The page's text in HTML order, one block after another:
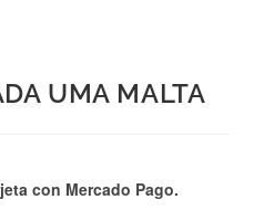
UMA MALTA
con Mercado Pago.